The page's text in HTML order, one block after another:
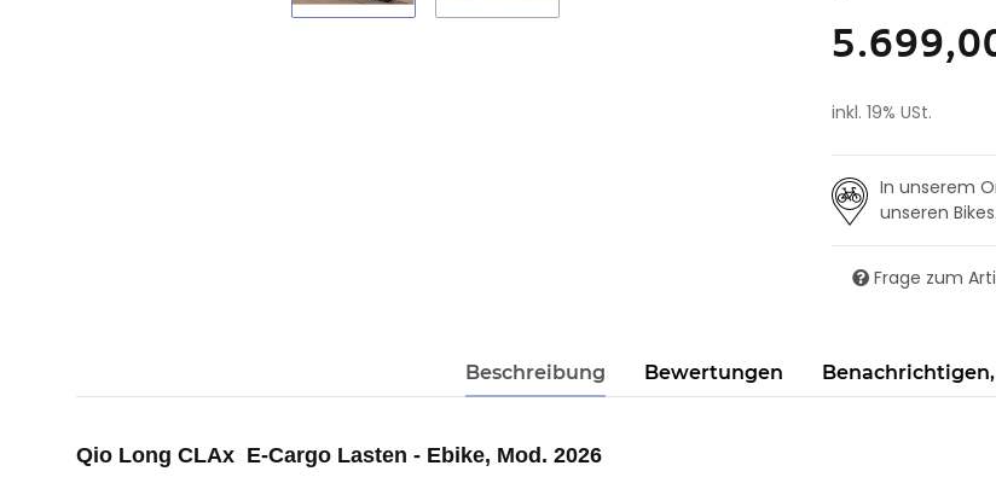
inkl. 19% USt.
In unserem
unseren
Frage zum
Beschreibung Bewertungen
Qio Long CLAx E-Cargo Lasten - Ebike, Mod. 2026